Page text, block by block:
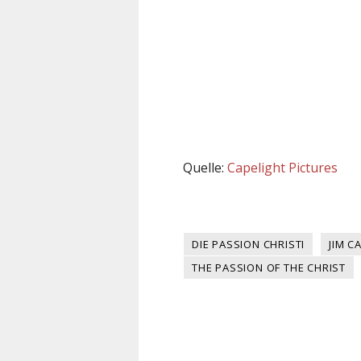
Quelle: Capelight Pictures
DIE PASSION CHRISTI JIM
THE PASSION OF THE CHRIST